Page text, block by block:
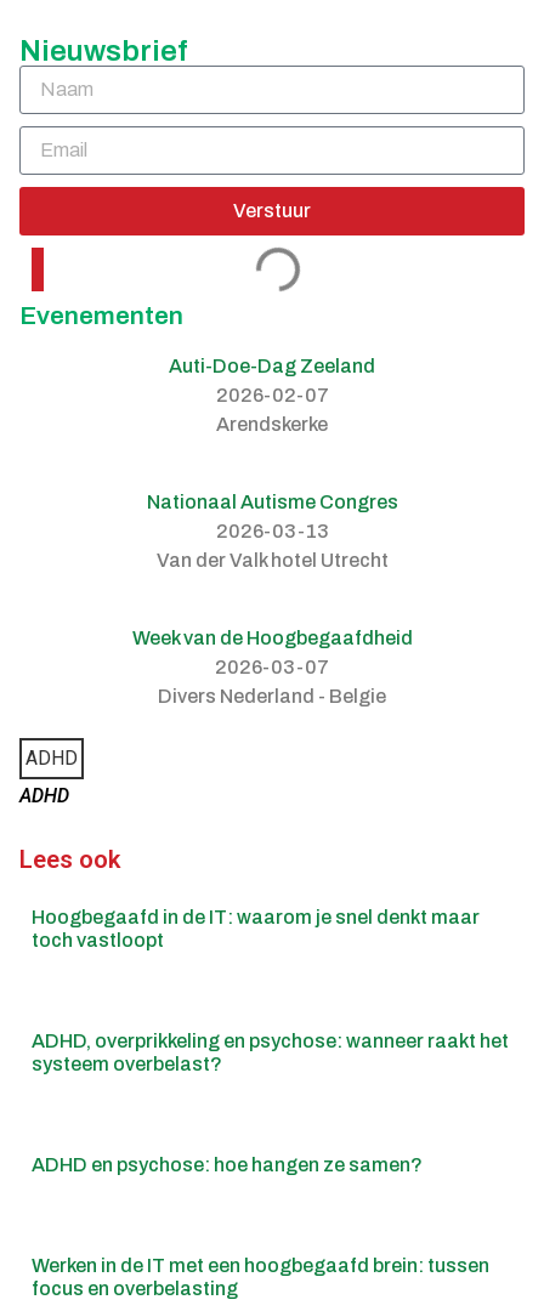
Nieuwsbrief
Verstuur
Evenementen
Auti-Doe-Dag Zeeland
2026-02-07
Arendskerke
Nationaal Autisme Congres
2026-03-13
Van der Valk hotel Utrecht
Week van de Hoogbegaafdheid
2026-03-07
Divers Nederland - Belgie
ADHD
ADHD
Lees ook
Hoogbegaafd in de IT: waarom je snel denkt maar
toch vastloopt
ADHD, overprikkeling en psychose: wanneer raakt het
systeem overbelast?
ADHD en psychose: hoe hangen ze samen?
Werken in de IT met een hoogbegaafd brein: tussen
focus en overbelasting